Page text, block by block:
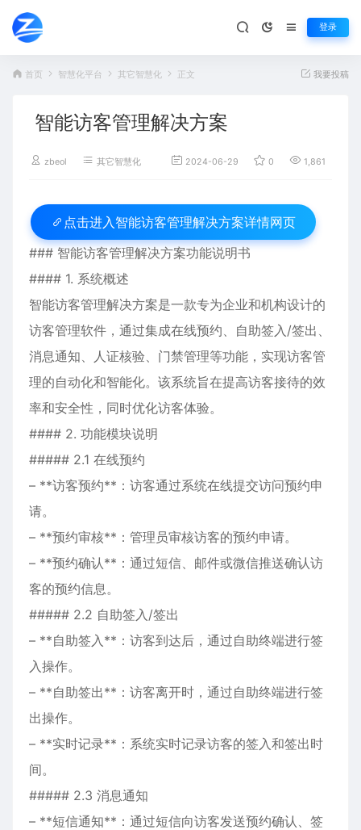
登录
首页 智慧化平台 其它智慧化 正文 我要投稿
智能访客管理解决方案
zbeol 其它智慧化 2024-06-29 0 1,861
点击进入 智能访客管理解决方案详情网页
### 智能访客管理解决方案功能说明书
#### 1. 系统概述
智能访客管理解决方案是一款专为企业和机构设计的
访客管理软件，通过集成在线预约、自助签入/签出、
消息通知、人证核验、门禁管理等功能，实现访客管
理的自动化和智能化。该系统旨在提高访客接待的效
率和安全性，同时优化访客体验。
#### 2. 功能模块说明
##### 2.1 在线预约
– **访客预约**：访客通过系统在线提交访问预约申
请。
– **预约审核**：管理员审核访客的预约申请。
– **预约确认**：通过短信、邮件或微信推送确认访
客的预约信息。
##### 2.2 自助签入/签出
– **自助签入**：访客到达后，通过自助终端进行签
入操作。
– **自助签出**：访客离开时，通过自助终端进行签
出操作。
– **实时记录**：系统实时记录访客的签入和签出时
间。
##### 2.3 消息通知
– **短信通知**：通过短信向访客发送预约确认、签